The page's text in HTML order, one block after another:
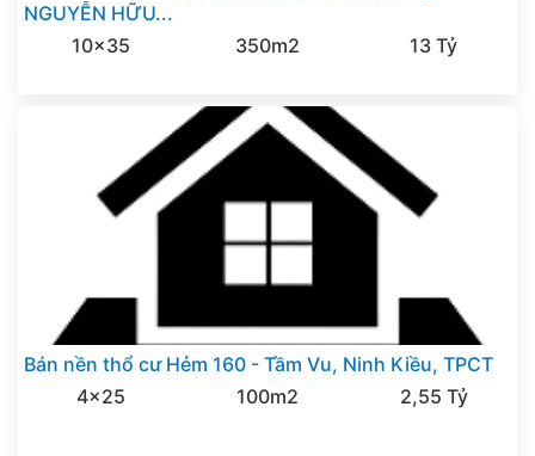
NGUYỄN HỮU...
10x35
350m2 13 Tỷ
Bán nền thổ cư Hẻm 160 - Tầm Vu, Ninh Kiều, TPCT
4x25
100m2 2,55 Tỷ